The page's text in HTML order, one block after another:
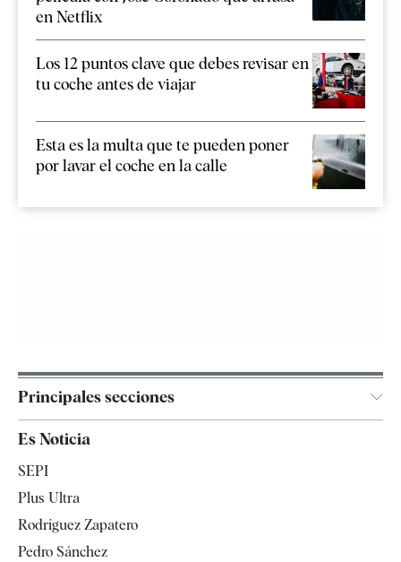
en Netflix
Los 12 puntos clave que debes revisar en
tu coche antes de viajar
Esta es la multa que te pueden poner
por lavar el coche en la calle
Principales secciones
España
Televisión
Es Noticia
SEPI
Plus Ultra
Rodríguez Zapatero
Pedro Sánchez